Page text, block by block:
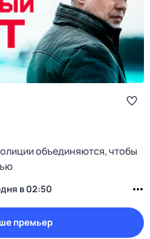
объединяются, чтобы
в 02:50
премьер